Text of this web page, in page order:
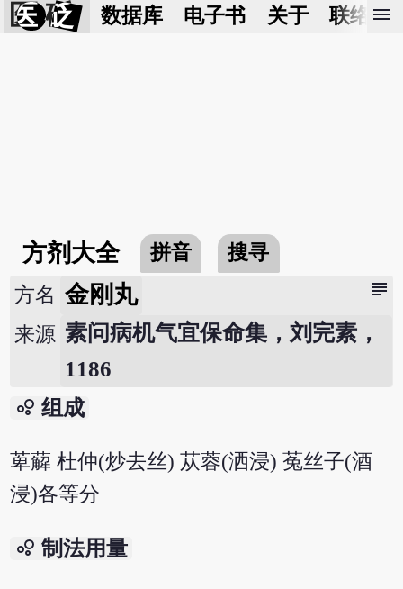
医 砭 数据库 电子书 关于 联络我
menu
方剂大全 拼音 搜寻
subject
方名 金刚丸
来源 素问病机气宜保命集，刘完素，
1186
bubble_chart 组成
萆薢 杜仲(炒去丝) 苁蓉(洒浸) 菟丝子(酒
浸)各等分
bubble_chart 制法用量